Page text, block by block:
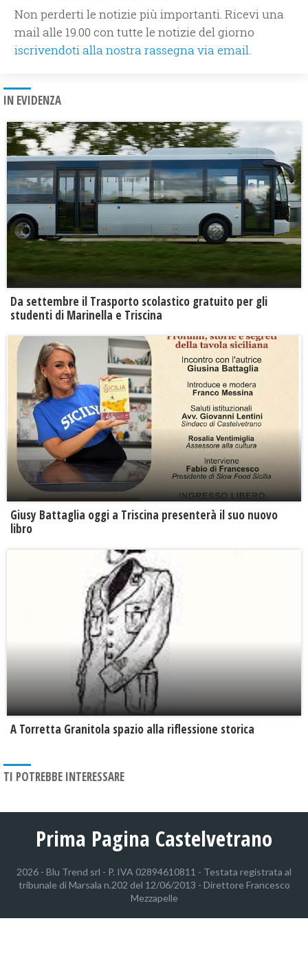
Non perderti le notizie più importanti. Ricevi una
mail alle 19.00 con tutte le notizie del giorno
iscrivendoti alla nostra rassegna via email.
IN EVIDENZA
Da settembre il Trasporto scolastico gratuito per gli
studenti di Marinella e Triscina
Giusy Battaglia oggi a Triscina presenterà il suo nuovo
libro
​A Torretta Granitola spazio alla riflessione storica
TI POTREBBE INTERESSARE
Prima Pagina Castelvetrano
2026 - Blu Trend srl - P. IVA 02894610811 - Testata registrata al
tribunale di Marsala n.202 del 12/06/2013 - Direttore Francesco
Mezzapelle